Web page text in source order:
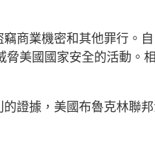
商業機密和其他罪行。自
脅美國國家安全的活動。
證據，美國布魯克林聯